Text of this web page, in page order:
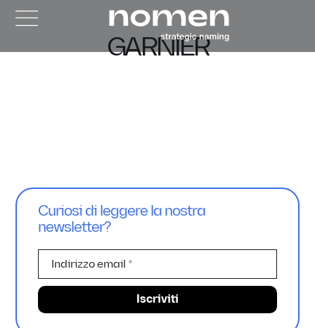
GARNIER
Curiosi di leggere la nostra
newsletter?